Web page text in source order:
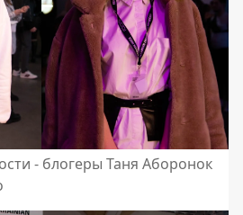
- блогеры Таня Аборонок